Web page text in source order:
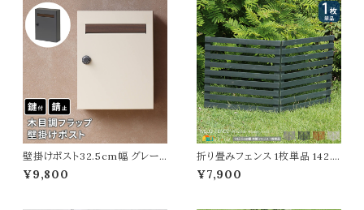
間仕切り スタンド式ゲート 連結
可能 分割可能 おすすめ おしゃ
れ 折り畳み収納 コンパクト収納
駐輪場ゲート
ゃれ 北欧 レンガ調プランター ガ
ーデニング鉢 家庭菜園 園芸 庭
園 ベランダ バルコニー エントラ
ンス 野菜 菜園 花壇
壁掛けポスト32.5cm幅 グレー
グレージュ 玄関ポスト 郵便ポス
ト 木目調 ダイヤルロック式ポスト
¥9,800
折り畳みフェンス 1枚単品 142.5
cm幅 ボーダーフェンス ダークグ
リーン ライトブラウン ホワイト グ
¥7,900